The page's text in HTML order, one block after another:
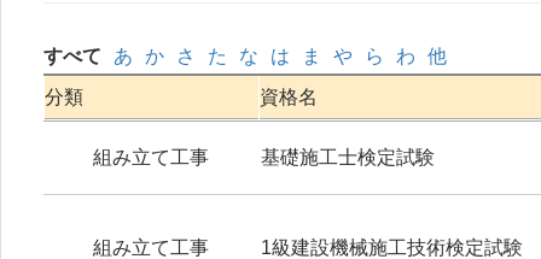
すべて あ か さ た な は ま や ら わ
他
分類
資格名
組み立て工事 基礎施工士検定試験
組み立て工事 1級建設機械施工技術検定試験